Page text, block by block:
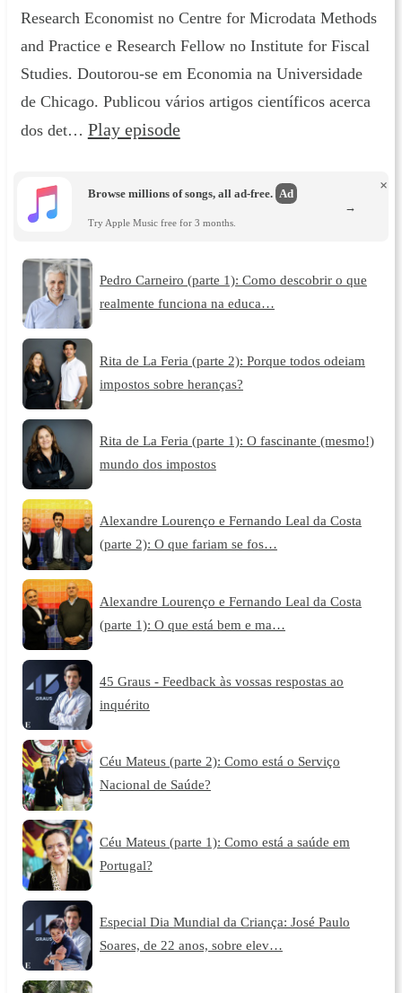
Research Economist no Centre for Microdata Methods
and Practice e Research Fellow no Institute for Fiscal
Studies. Doutorou-se em Economia na Universidade
de Chicago. Publicou vários artigos científicos acerca
dos det… Play episode
Browse millions of songs, all ad-free. Ad
Try Apple Music free for 3 months.
×
→
Pedro Carneiro (parte 1): Como descobrir o que
realmente funciona na educa…
Rita de La Feria (parte 2): Porque todos odeiam
impostos sobre heranças?
Rita de La Feria (parte 1): O fascinante (mesmo!)
mundo dos impostos
Alexandre Lourenço e Fernando Leal da Costa
(parte 2): O que fariam se fos…
Alexandre Lourenço e Fernando Leal da Costa
(parte 1): O que está bem e ma…
45 Graus - Feedback às vossas respostas ao
inquérito
Céu Mateus (parte 2): Como está o Serviço
Nacional de Saúde?
Céu Mateus (parte 1): Como está a saúde em
Portugal?
Especial Dia Mundial da Criança: José Paulo
Soares, de 22 anos, sobre elev…